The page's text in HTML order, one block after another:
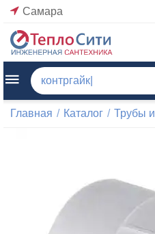
Самара
Главная / Каталог / Трубы